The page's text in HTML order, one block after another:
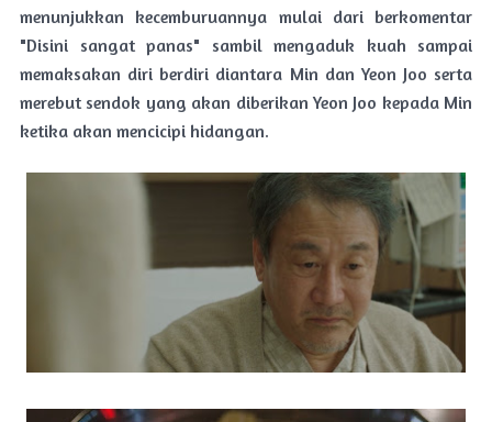
menunjukkan kecemburuannya mulai dari berkomentar
"Disini sangat panas" sambil mengaduk kuah sampai
memaksakan diri berdiri diantara Min dan Yeon Joo serta
merebut sendok yang akan diberikan Yeon Joo kepada Min
ketika akan mencicipi hidangan.